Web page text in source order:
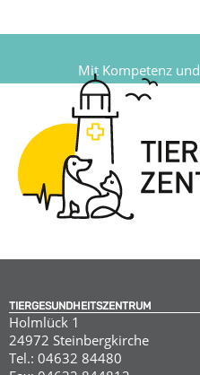
Mit Kompetenz
TIERGESUNDHEITSZENTRUM
Holmlück 1
24972 Steinbergkirche
Tel.: 04632 84480